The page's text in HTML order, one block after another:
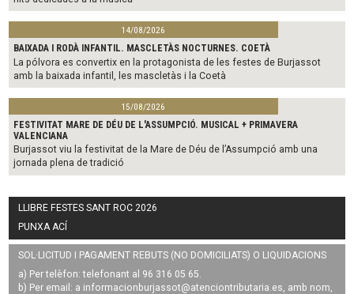
14/08/2026
BAIXADA I RODÀ INFANTIL. MASCLETÀS NOCTURNES. COETÀ
La pólvora es convertix en la protagonista de les festes de Burjassot
amb la baixada infantil, les mascletàs i la Coetà
15/08/2026
FESTIVITAT MARE DE DÉU DE L'ASSUMPCIÓ. MUSICAL + PRIMAVERA
VALENCIANA
Burjassot viu la festivitat de la Mare de Déu de l’Assumpció amb una
jornada plena de tradició
LLIBRE FESTES SANT ROC 2026
PUNXA ACÍ
SOL·LICITUD I PAGAMENT REBUTS (NO DOMICILIATS) O LIQUIDACIONS
a) Per telèfon: telefonant al 96 316 05 65.
b) Per email: a informacionburjassot@atenciontributaria.es, amb nom,